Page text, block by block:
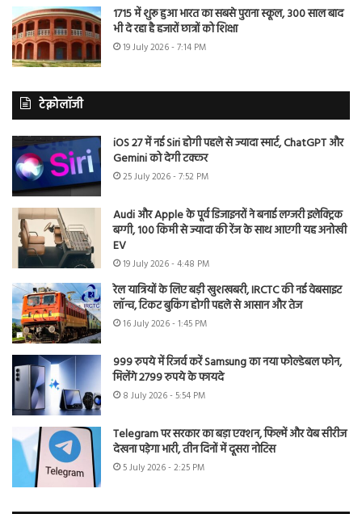
1715 में शुरू हुआ भारत का सबसे पुराना स्कूल, 300 साल बाद
भी दे रहा है हजारों छात्रों को शिक्षा
19 July 2026 - 7:14 PM
टेक्नोलॉजी
iOS 27 में नई Siri होगी पहले से ज्यादा स्मार्ट, ChatGPT और
Gemini को देगी टक्कर
25 July 2026 - 7:52 PM
Audi और Apple के पूर्व डिजाइनरों ने बनाई लग्जरी इलेक्ट्रिक
बग्गी, 100 किमी से ज्यादा की रेंज के साथ आएगी यह अनोखी
EV
19 July 2026 - 4:48 PM
रेल यात्रियों के लिए बड़ी खुशखबरी, IRCTC की नई वेबसाइट
लॉन्च, टिकट बुकिंग होगी पहले से आसान और तेज
16 July 2026 - 1:45 PM
999 रुपये में रिजर्व करें Samsung का नया फोल्डेबल फोन,
मिलेंगे 2799 रुपये के फायदे
8 July 2026 - 5:54 PM
Telegram पर सरकार का बड़ा एक्शन, फिल्में और वेब सीरीज
देखना पड़ेगा भारी, तीन दिनों में दूसरा नोटिस
5 July 2026 - 2:25 PM